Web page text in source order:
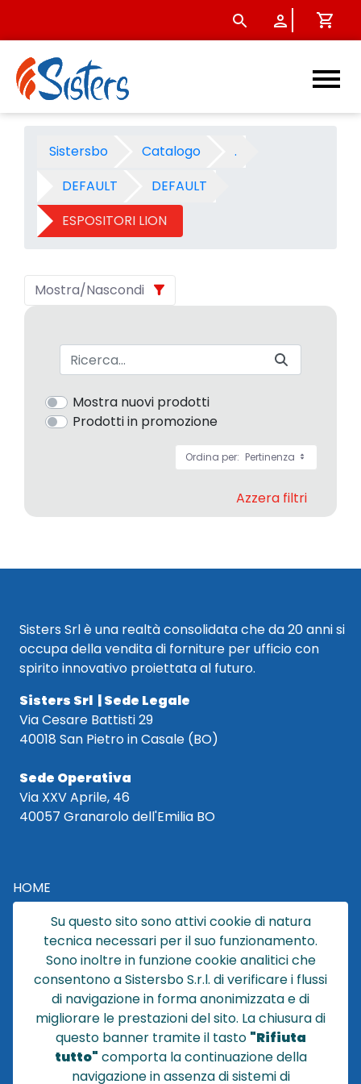
ESPOSITORI LION -
Sistersbo Catalogo
.
DEFAULT
DEFAULT
ESPOSITORI LION
Mostra/Nascondi
Barra di ricerca
Mostra nuovi prodotti
Prodotti in promozione
Ordina per: Pertinenza
Azzera filtri
Sisters Srl è una realtà consolidata che da 20 anni si
occupa della vendita di forniture per ufficio con
spirito innovativo proiettata al futuro.
Sisters Srl | Sede Legale
Via Cesare Battisti 29
40018 San Pietro in Casale (BO)
Sede Operativa
Via XXV Aprile, 46
40057 Granarolo dell'Emilia BO
HOME
CATALOGO
CHI SIAMO
NEWS
CONTATTACI
CONDIZIONI DI VENDITA
POLICY PRIVACY
NOTE LEGALI
Su questo sito sono attivi cookie di natura
tecnica necessari per il suo funzionamento.
Sono inoltre in funzione cookie analitici che
consentono a Sistersbo S.r.l. di verificare i flussi
di navigazione in forma anonimizzata e di
migliorare le prestazioni del sito. La chiusura di
questo banner tramite il tasto "Rifiuta
tutto" comporta la continuazione della
navigazione in assenza di sistemi di